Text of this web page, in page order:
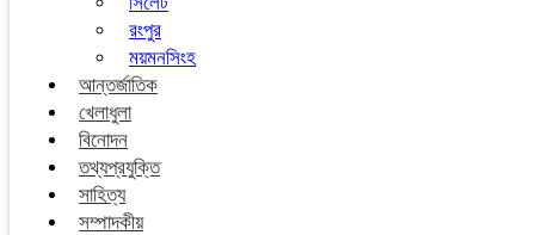
রংপুর
ময়মনসিংহ
আন্তর্জাতিক
খেলাধুলা
বিনোদন
তথ্যপ্রযুক্তি
সাহিত্য
সম্পাদকীয়